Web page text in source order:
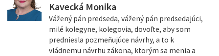
Kavecká Monika
Vážený pán predseda, vážený pán predsedajúci,
milé kolegyne, kolegovia, dovoľte, aby som
predniesla pozmeňujúce návrhy, a to k
vládnemu návrhu zákona, ktorým sa menia a